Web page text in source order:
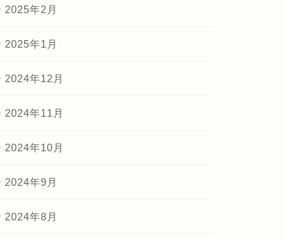
2025年2月
2025年1月
2024年12月
2024年11月
2024年10月
2024年9月
2024年8月